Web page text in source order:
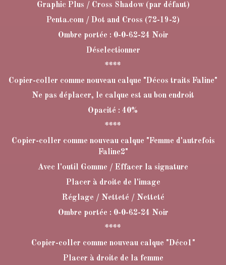
Graphic Plus / Cross Shadow (par défaut)
Penta.com / Dot and Cross (72-19-2)
Ombre portée : 0-0-62-24 Noir
Déselectionner
****
Copier-coller comme nouveau calque "Décos traits Faline"
Ne pas déplacer, le calque est au bon endroit
Opacité : 40%
****
Copier-coller comme nouveau calque "Femme d'autrefois
Faline2"
Avec l'outil Gomme / Effacer la signature
Placer à droite de l'image
Réglage / Netteté / Netteté
Ombre portée : 0-0-62-24 Noir
****
Copier-coller comme nouveau calque "Déco1"
Placer à droite de la femme